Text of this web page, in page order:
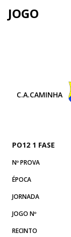
JOGO
C.A.CAMINHA
PO12 1 FASE
Nº PROVA
ÉPOCA
JORNADA
JOGO Nº
RECINTO